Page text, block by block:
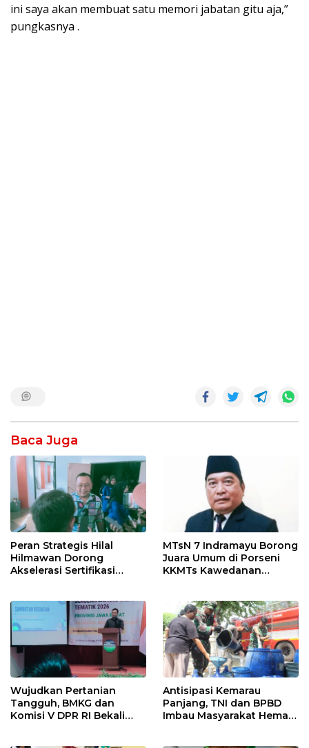
ini saya akan membuat satu memori jabatan gitu aja,”
pungkasnya .
Baca Juga
Peran Strategis Hilal
Hilmawan Dorong
Akselerasi Sertifikasi
Indramayu
MTsN 7 Indramayu Borong
Juara Umum di Porseni
KKMTs Kawedanan
Wujudkan Pertanian
Tangguh, BMKG dan
Komisi V DPR RI Bekali
Antisipasi Kemarau
Panjang, TNI dan BPBD
Imbau Masyarakat Hemat